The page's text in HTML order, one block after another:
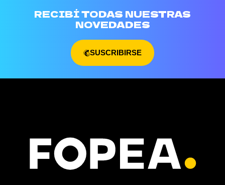
RECIBÍ TODAS NUESTRAS
NOVEDADES
SUSCRIBIRSE